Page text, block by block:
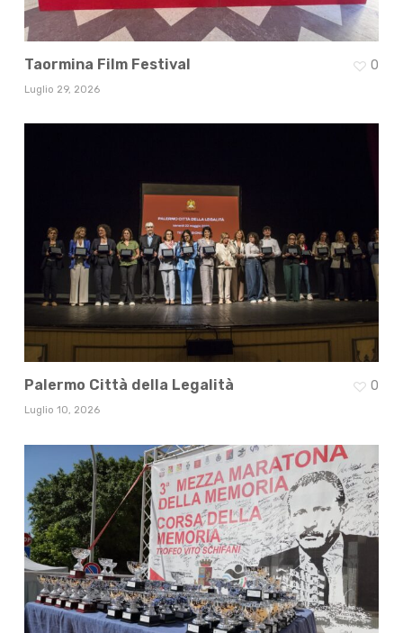
Taormina Film Festival
Luglio 29, 2026
0
Palermo Città della Legalità
Luglio 10, 2026
0